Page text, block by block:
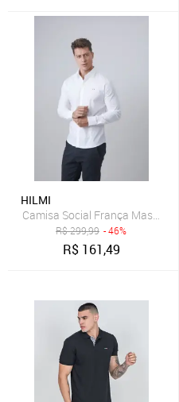
HILMI
Camisa Social França
R$299,99 - 46%
R$ 161,49